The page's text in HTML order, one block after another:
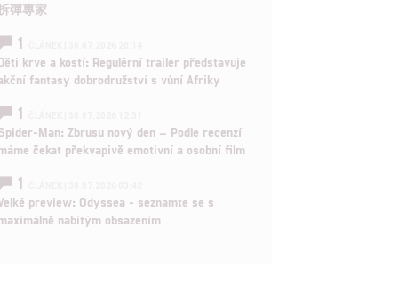
彈專家
1
krve a kostí: Regulérní trailer představuje
fantasy dobrodružství s vůní Afriky
1
Man: Zbrusu nový den – Podle recenzí
čekat překvapivě emotivní a osobní film
1
preview: Odyssea - seznamte se s
nabitým obsazením